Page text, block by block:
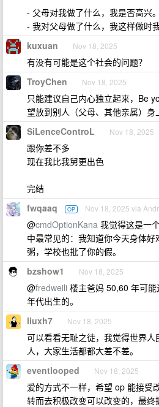
- 父母对我做了什么，我是否高兴。
- 我对父母做了什么，我这样做时
kuxuan Nov 18, 2025
有没有可能是这个社会的问题？
TroyChen Nov 18, 2025
只能建议自己内心独立起来，Be
望放到别人（父母、其他亲属）身
SiLenceControL Nov 18, 2025
跟你差不多
现在我比我舅更出色
完结
fwqaaq OP Nov 18, 2025 via
@cmdOptionKana 我觉得这是一
中最常见的：我知道你今天身体
粥，学校也批了你的假。
bzshow1 Nov 18, 2025
@fredweili 楼主爸妈 50,60 年可
年代出生的。
liuxh7 Nov 18, 2025
可以看看无耻之徒，我觉得世界
人，大家生活都都大差不差。
eventlooped Nov 18, 2025
爱的方式不一样，希望 op 能接受
转而去积极改变可以改变的，最终